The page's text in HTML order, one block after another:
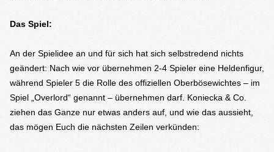
Das Spiel:
An der Spielidee an und für sich hat sich selbstredend nichts
geändert: Nach wie vor übernehmen 2-4 Spieler eine Heldenfigur,
während Spieler 5 die Rolle des offiziellen Oberbösewichtes – im
Spiel „Overlord“ genannt – übernehmen darf. Koniecka & Co.
ziehen das Ganze nur etwas anders auf, und wie das aussieht,
das mögen Euch die nächsten Zeilen verkünden: